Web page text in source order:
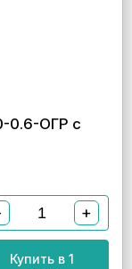
0.6-ОГР с
+
Купить в 1